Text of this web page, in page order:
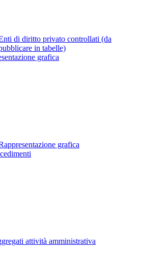
di diritto privato controllati (da
in tabelle)
grafica
grafica
attività amministrativa